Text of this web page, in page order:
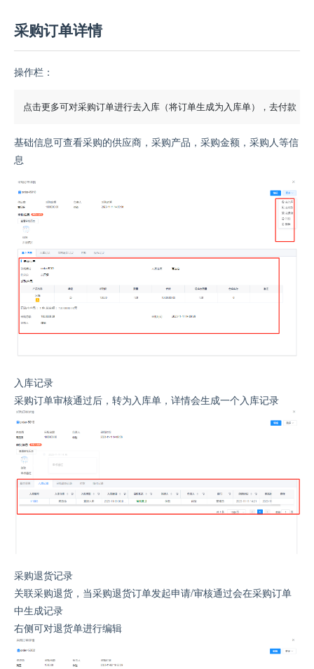
采购订单详情
操作栏：
基础信息可查看采购的供应商，采购产品，采购金额，采购人等信
息
入库记录
采购订单审核通过后，转为入库单，详情会生成一个入库记录
采购退货记录
关联采购退货，当采购退货订单发起申请/审核通过会在采购订单
中生成记录
右侧可对退货单进行编辑